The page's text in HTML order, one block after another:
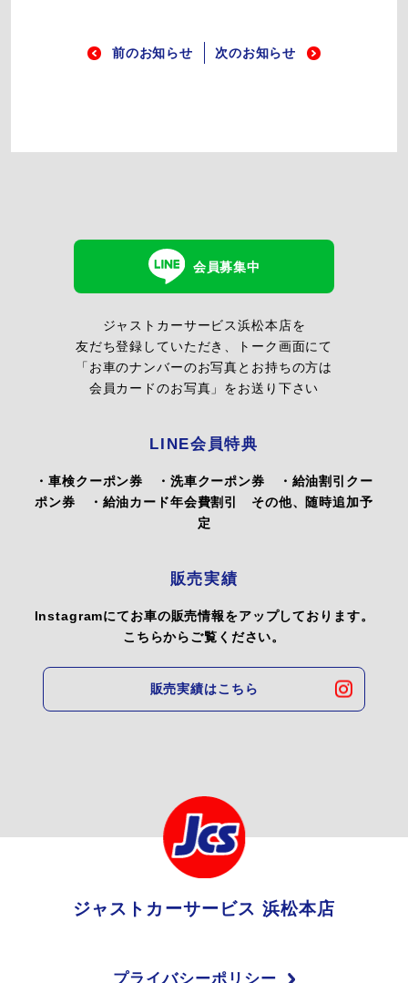
前のお知らせ 次のお知らせ
会員募集中
ジャストカーサービス浜松本店を
友だち登録していただき、トーク画面にて
「お車のナンバーのお写真とお持ちの方は
会員カードのお写真」をお送り下さい
LINE会員特典
・車検クーポン券 ・洗車クーポン券 ・給油割引クー
ポン券 ・給油カード年会費割引 その他、随時追加予
定
販売実績
Instagramにてお車の販売情報をアップしております。
こちらからご覧ください。
販売実績はこちら
ジャストカーサービス 浜松本店
プライバシーポリシー